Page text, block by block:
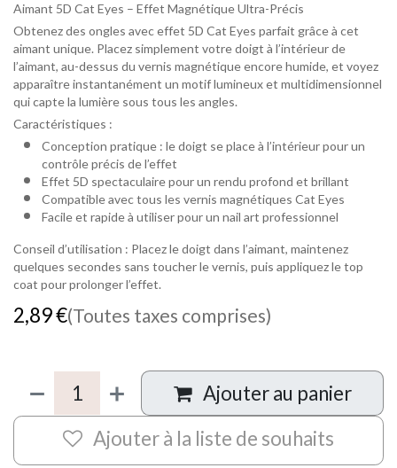
Aimant 5D Cat Eyes – Effet Magnétique Ultra-Précis
Obtenez des ongles avec effet 5D Cat Eyes parfait grâce à cet
aimant unique. Placez simplement votre doigt à l’intérieur de
l’aimant, au-dessus du vernis magnétique encore humide, et voyez
apparaître instantanément un motif lumineux et multidimensionnel
qui capte la lumière sous tous les angles.
Caractéristiques :
Conception pratique : le doigt se place à l’intérieur pour un
contrôle précis de l’effet
Effet 5D spectaculaire pour un rendu profond et brillant
Compatible avec tous les vernis magnétiques Cat Eyes
Facile et rapide à utiliser pour un nail art professionnel
Conseil d’utilisation : Placez le doigt dans l’aimant, maintenez
quelques secondes sans toucher le vernis, puis appliquez le top
coat pour prolonger l’effet.
2,89€(Toutes taxes comprises)
Ajouter au panier
Ajouter à la liste de souhaits